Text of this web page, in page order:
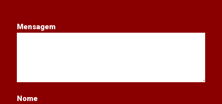
Mensagem
Nome